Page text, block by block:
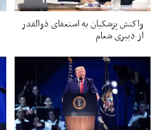
واکنش پزشکیان به استعفای ذوالقدر
از دبیری شعام